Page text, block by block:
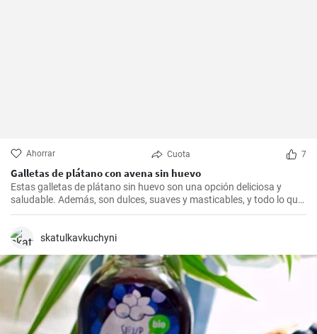
Ahorrar Cuota 7
Galletas de plátano con avena sin huevo
Estas galletas de plátano sin huevo son una opción deliciosa y
saludable. Además, son dulces, suaves y masticables, y todo lo que
necesitas es un plátano, avena y un toque de edulcorante.
skatulkavkuchyni